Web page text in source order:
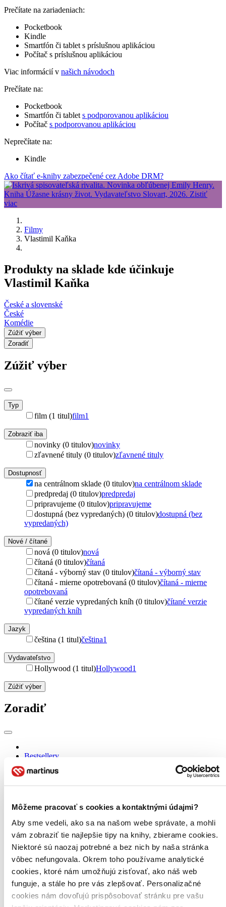
Môžeme pracovať s cookies a kontaktnými údajmi?
Aby sme vedeli, ako sa na našom webe správate, a mohli
vám zobraziť tie najlepšie tipy na knihy, zbierame cookies.
Niektoré sú naozaj potrebné a bez nich by naša stránka
vôbec nefungovala. Okrem toho používame analytické
cookies, ktoré nám umožňujú zisťovať, ako náš web
funguje, a stále ho pre vás zlepšovať. Personalizačné
cookies nám dovoľujú prispôsobovať stránku pre vašu
Prečítate na zariadeniach:
Pocketbook
Kindle
Smartfón či tablet s príslušnou aplikáciou
Počítač s príslušnou aplikáciou
Viac informácií v našich návodoch
Prečítate na:
Pocketbook
Smartfón či tablet s podporovanou aplikáciou
Počítač s podporovanou aplikáciou
Neprečítate na:
Kindle
Ako čítať e-knihy zabezpečené cez Adobe DRM?
Filmy
Vlastimil Kaňka
Produkty na sklade kde účinkuje
Vlastimil Kaňka
České a slovenské
České
Komédie
Zúžiť výber
Zoradiť
Zúžiť výber
Typ
film (1 titul)film1
Zobraziť iba
novinky (0 titulov)novinky
zľavnené tituly (0 titulov)zľavnené tituly
Dostupnosť
na centrálnom sklade (0 titulov)na centrálnom sklade
predpredaj (0 titulov)predpredaj
pripravujeme (0 titulov)pripravujeme
dostupná (bez vypredaných) (0 titulov)dostupná (bez
vypredaných)
Nové / čítané
nová (0 titulov)nová
čítaná (0 titulov)čítaná
čítaná - výborný stav (0 titulov)čítaná - výborný stav
čítaná - mierne opotrebovaná (0 titulov)čítaná - mierne
opotrebovaná
čítané verzie vypredaných kníh (0 titulov)čítané verzie
vypredaných kníh
Jazyk
čeština (1 titul)čeština1
Vydavateľstvo
Hollywood (1 titul)Hollywood1
Zúžiť výber
Zoradiť
Bestsellery
Novinky
Použité filtre
Zrušiť filtre
na sklade